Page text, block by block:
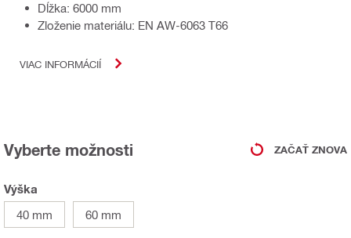
Dĺžka: 6000 mm
Zloženie materiálu: EN AW-6063 T66
VIAC INFORMÁCIÍ
Vyberte možnosti ZAČAŤ ZNOVA
Výška
40 mm
60 mm